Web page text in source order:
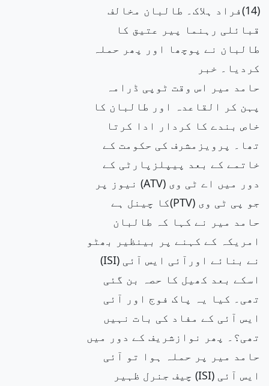
(14)فراد ہلاک۔ طالبان مخالف
قبائلی رہنما پیر عتیق کا
طالبان نے پوچھا اور پھر حملہ
کردیا۔ خبر
حامد میر اس وقت ٹوپی ڈرامہ
پہن کر القاعدہ اور طالبان کا
خاص بندے کا کردار ادا کرتا
تھا۔ پرویزمشرف کی حکومت کے
خاتمے کے بعد پیپلزپارٹی کے
دور میں اے ٹی وی (ATV) نیوز پر
جو پی ٹی وی (PTV)کا چینل ہے
حامد میر نے کہا کہ طالبان
امریکہ کے کہنے پر بینظیر بھٹو
نے بنائے اورآئی ایس آئی (ISI)
اسکے بعد کھیل کا حصہ بن گئی
تھی۔ کیا یہ پاک فوج اور آئی
ایس آئی کے مفاد کی بات نہیں
تھی؟۔ پھر نوازشریف کے دور میں
حامد میر پر حملہ ہوا تو آئی
ایس آئی (ISI) چیف جنرل ظہیر